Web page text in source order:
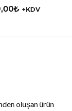
₺ +KDV
oluşan ürün